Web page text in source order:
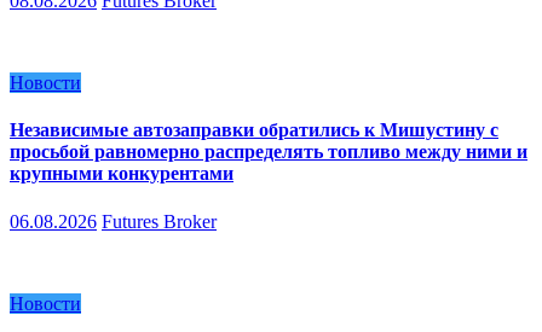
Новости
Независимые автозаправки обратились к Мишустину с
просьбой равномерно распределять топливо между ними и
крупными конкурентами
06.08.2026 Futures Broker
Новости